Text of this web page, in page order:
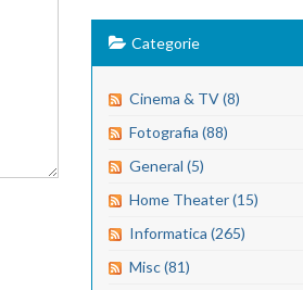
Categorie
Cinema & TV (8)
Fotografia (88)
General (5)
Home Theater (15)
Informatica (265)
Misc (81)